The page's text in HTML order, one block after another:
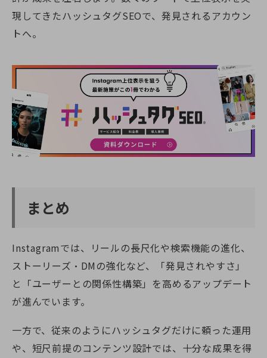
現してきたハッシュタグSEOで、発見されるアカウン
トへ。
まとめ
Instagramでは、リールの長尺化や検索機能の進化、
ストーリーズ・DMの強化など、「発見されやすさ」
と「ユーザーとの関係性構築」を高めるアップデート
が進んでいます。
一方で、従来のようにハッシュタグだけに頼った運用
や、短尺前提のコンテンツ設計では、十分な成果を得